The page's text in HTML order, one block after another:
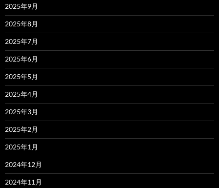
2025年9月
2025年8月
2025年7月
2025年6月
2025年5月
2025年4月
2025年3月
2025年2月
2025年1月
2024年12月
2024年11月